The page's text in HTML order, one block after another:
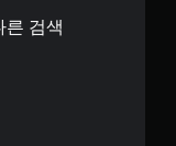
른 검색